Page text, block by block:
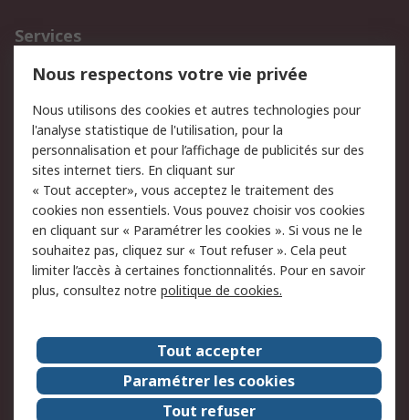
Services
750.000 produits
2.500 marques
Retours
Support technique
Track & trace
Legal
Politique de cookies
Sécurité des e-mails
Politique de protection
des données - Mise à
jour
Conditions générales
de vente
A propos de RS
Le groupe RS Group
A propos de RS
RS dans le monde
Travaillez chez RS
Nous respectons votre vie privée
Nous utilisons des cookies et autres technologies pour
l'analyse statistique de l'utilisation, pour la
personnalisation et pour l’affichage de publicités sur des
sites internet tiers. En cliquant sur
« Tout accepter», vous acceptez le traitement des
cookies non essentiels. Vous pouvez choisir vos cookies
en cliquant sur « Paramétrer les cookies ». Si vous ne le
souhaitez pas, cliquez sur « Tout refuser ». Cela peut
limiter l’accès à certaines fonctionnalités. Pour en savoir
plus, consultez notre politique de cookies.
Tout accepter
Paramétrer les cookies
Tout refuser